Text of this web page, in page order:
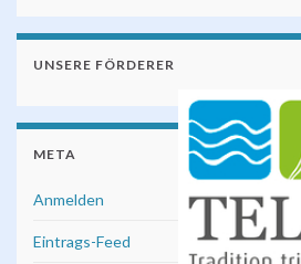
UNSERE FÖRDERER
META
Anmelden
Eintrags-Feed